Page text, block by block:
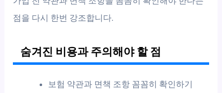
점을 다시 한번 강조합니다.
숨겨진 비용과 주의해야 할 점
보험 약관과 면책 조항 꼼꼼히 확인하기